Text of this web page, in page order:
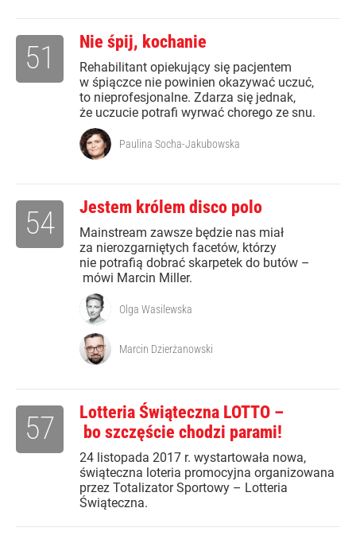
Nie śpij, kochanie
Rehabilitant opiekujący się pacjentem
w śpiączce nie powinien okazywać uczuć,
to nieprofesjonalne. Zdarza się jednak,
że uczucie potrafi wyrwać chorego ze snu.
51
Paulina Socha-Jakubowska
Jestem królem disco polo
Mainstream zawsze będzie nas miał
za nierozgarniętych facetów, którzy
nie potrafią dobrać skarpetek do butów –
mówi Marcin Miller.
54
Olga Wasilewska
Marcin Dzierżanowski
Lotteria Świąteczna LOTTO –
bo szczęście chodzi parami!
24 listopada 2017 r. wystartowała nowa,
świąteczna loteria promocyjna organizowana
przez Totalizator Sportowy – Lotteria
Świąteczna.
57